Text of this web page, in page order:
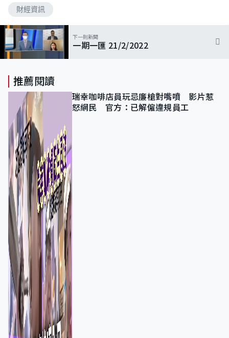
財經資訊
下一則新聞
一期一匯 21/2/2022
推薦閱讀
瑞幸咖啡店員玩忌廉槍對嘴噴 影片惹
怒網民 官方：已解僱違規員工